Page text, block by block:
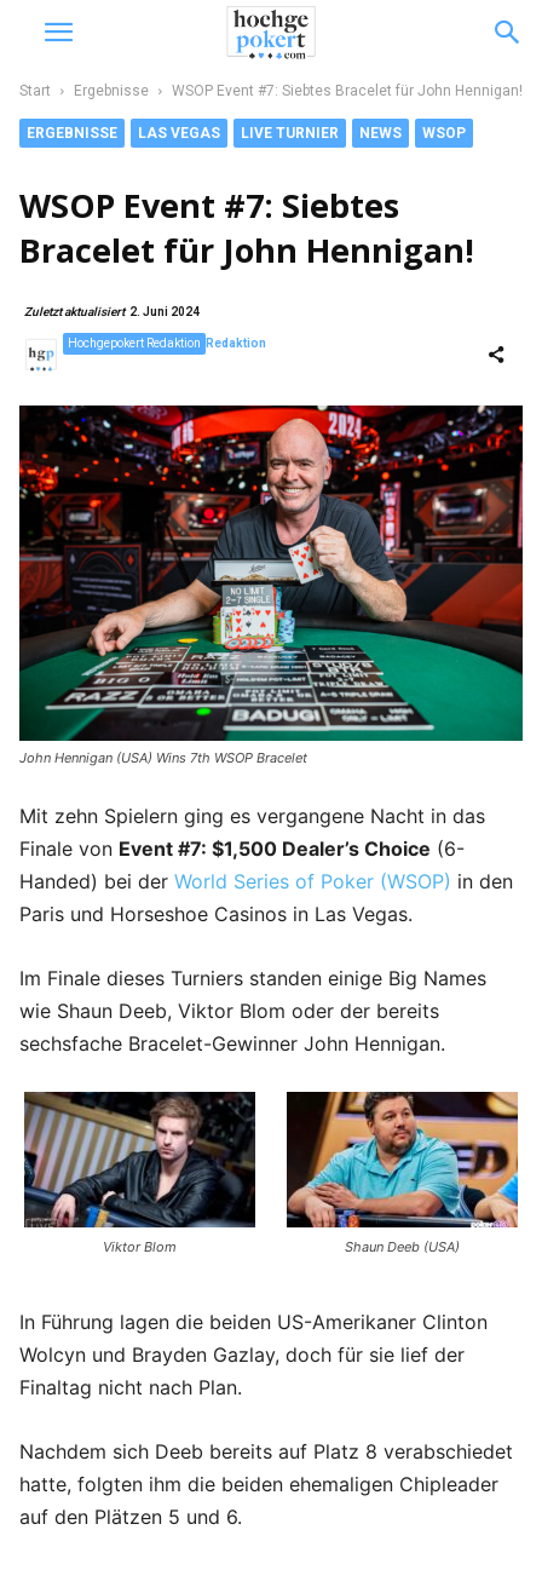
Start Ergebnisse WSOP Event #7: Siebtes Bracelet für John Hennigan!
ERGEBNISSE LAS VEGAS LIVE TURNIER NEWS WSOP
WSOP Event #7: Siebtes
Bracelet für John Hennigan!
Zuletzt aktualisiert 2. Juni 2024
Redaktion
Hochgepokert Redaktion
John Hennigan (USA) Wins 7th WSOP Bracelet
Mit zehn Spielern ging es vergangene Nacht in das
Finale von Event #7: $1,500 Dealer’s Choice (6-
Handed) bei der World Series of Poker (WSOP) in den
Paris und Horseshoe Casinos in Las Vegas.
Im Finale dieses Turniers standen einige Big Names
wie Shaun Deeb, Viktor Blom oder der bereits
sechsfache Bracelet-Gewinner John Hennigan.
Viktor Blom Shaun Deeb (USA)
In Führung lagen die beiden US-Amerikaner Clinton
Wolcyn und Brayden Gazlay, doch für sie lief der
Finaltag nicht nach Plan.
Nachdem sich Deeb bereits auf Platz 8 verabschiedet
hatte, folgten ihm die beiden ehemaligen Chipleader
auf den Plätzen 5 und 6.